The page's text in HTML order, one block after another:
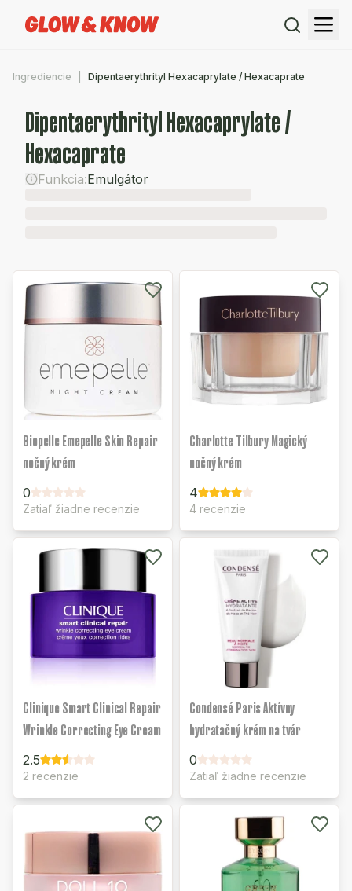
Ingrediencie Dipentaerythrityl Hexacaprylate / Hexacaprate
Dipentaerythrityl Hexacaprylate /
Hexacaprate
Funkcia:Emulgátor
Biopelle Emepelle Skin Repair
nočný krém
0
Zatiaľ žiadne recenzie
Charlotte Tilbury Magický
nočný krém
4
4 recenzie
Clinique Smart Clinical Repair
Wrinkle Correcting Eye Cream
2.5
2 recenzie
Condensé Paris Aktívny
hydratačný krém na tvár
0
Zatiaľ žiadne recenzie